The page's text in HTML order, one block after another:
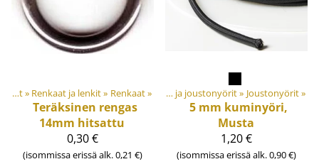
Muovi- ja metalliosat‪» Renkaat ja lenkit‪» Renkaat‪»
Teräksinen rengas
14mm hitsattu
0,30 €
(isommissa erissä alk. 0,21 €)
Materiaalit ja tarvikkeet ‪» Joustonauhat ja joustonyörit‪» Joustonyörit‪»
5 mm kuminyöri,
Musta
1,20 €
(isommissa erissä alk. 0,90 €)